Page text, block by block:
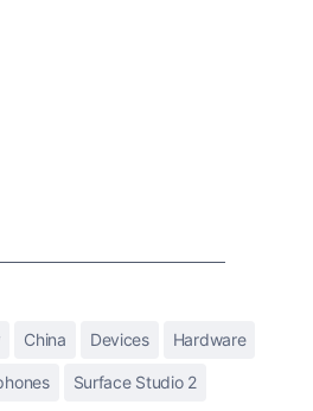
China Devices Hardware
Surface Studio 2